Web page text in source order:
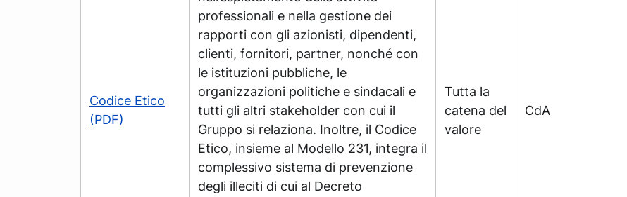
Codice Etico
(PDF)
professionali e nella gestione dei
rapporti con gli azionisti, dipendenti,
clienti, fornitori, partner, nonché con
le istituzioni pubbliche, le
organizzazioni politiche e sindacali e
tutti gli altri stakeholder con cui il
Gruppo si relaziona. Inoltre, il Codice
Etico, insieme al Modello 231, integra il
complessivo sistema di prevenzione
degli illeciti di cui al Decreto
Tutta la
catena del
valore
CdA